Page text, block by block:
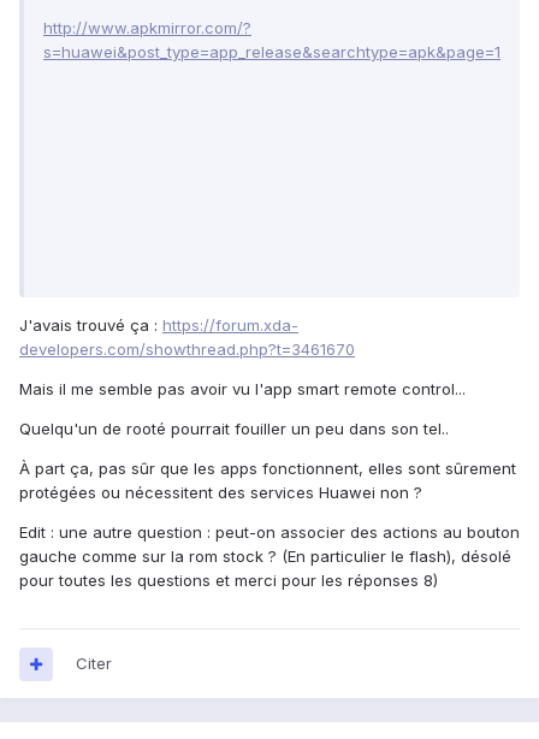
http://www.apkmirror.com/?
s=huawei&post_type=app_release&searchtype=apk&page=1
J'avais trouvé ça : https://forum.xda-
developers.com/showthread.php?t=3461670
Mais il me semble pas avoir vu l'app smart remote control...
Quelqu'un de rooté pourrait fouiller un peu dans son tel..
À part ça, pas sûr que les apps fonctionnent, elles sont sûrement
protégées ou nécessitent des services Huawei non ?
Edit : une autre question : peut-on associer des actions au bouton
gauche comme sur la rom stock ? (En particulier le flash), désolé
pour toutes les questions et merci pour les réponses 8)
Citer